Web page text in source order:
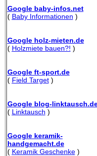
Google baby-infos.net
( Baby Informationen )
Google holz-mieten.de
( Holzmiete bauen?! )
Google ft-sport.de
( Field Target)
Google blog-
( Linktausch )
Google keramik-
handgemacht.de
( Keramik Geschenke)